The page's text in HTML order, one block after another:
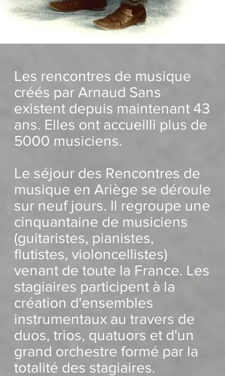
Les rencontres de musique
créés par Arnaud Sans
existent depuis maintenant 43
ans. Elles ont accueilli plus de
5000 musiciens.
Le séjour des Rencontres de
musique en Ariège se déroule
sur neuf jours. Il regroupe une
cinquantaine de musiciens
(guitaristes, pianistes,
flutistes, violoncellistes)
venant de toute la France. Les
stagiaires participent à la
création d'ensembles
instrumentaux au travers de
duos, trios, quatuors et d'un
grand orchestre formé par la
totalité des stagiaires.